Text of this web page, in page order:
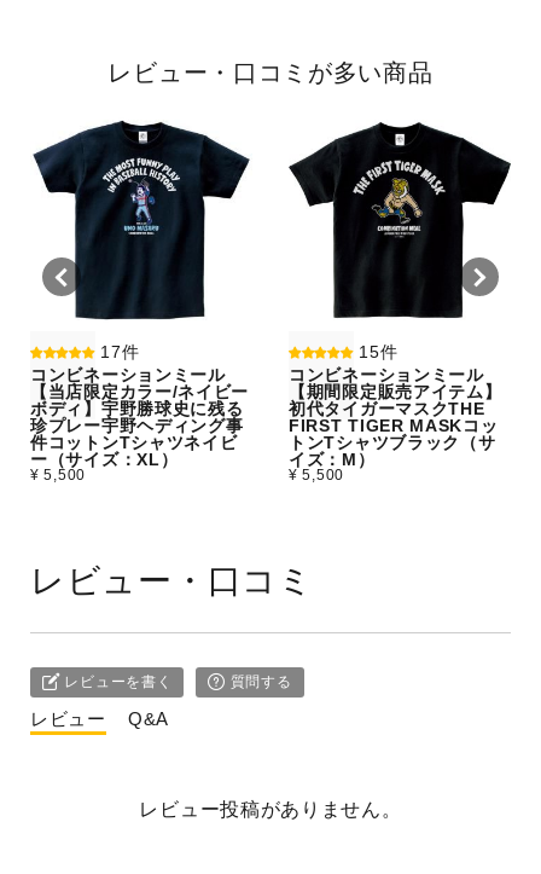
レビュー・口コミが多い商品
17件
コンビネーションミール
【当店限定カラー/ネイビー
ボディ】宇野勝球史に残る
珍プレー宇野ヘディング事
件コットンTシャツネイビ
ー（サイズ：XL）
¥ 5,500
15件
コンビネーションミール
【期間限定販売アイテム】
初代タイガーマスクTHE
FIRST TIGER MASKコッ
トンTシャツブラック（サ
イズ：M）
¥ 5,500
レビュー・口コミ
レビューを書く 質問する
レビュー Q&A
レビュー投稿がありません。